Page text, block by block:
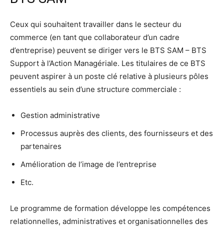
Ceux qui souhaitent travailler dans le secteur du
commerce (en tant que collaborateur d’un cadre
d’entreprise) peuvent se diriger vers le BTS SAM – BTS
Support à l’Action Managériale. Les titulaires de ce BTS
peuvent aspirer à un poste clé relative à plusieurs pôles
essentiels au sein d’une structure commerciale :
Gestion administrative
Processus auprès des clients, des fournisseurs et des
partenaires
Amélioration de l’image de l’entreprise
Etc.
Le programme de formation développe les compétences
relationnelles, administratives et organisationnelles des